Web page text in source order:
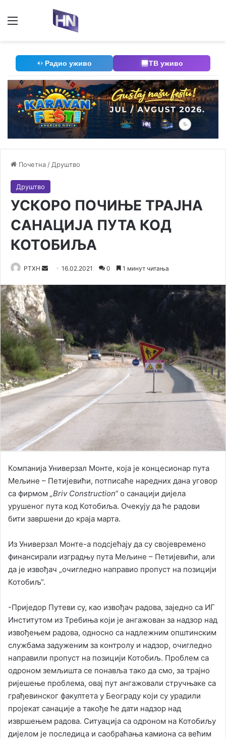
Мени
Радио уживо ТВ уживо
Почетна / Друштво
Друштво
УСКОРО ПОЧИЊЕ ТРАЈНА
САНАЦИЈА ПУТА КОД
КОТОБИЉА
РТХН
Send16.02.2021 0 1 минут читања
Компанија Универзал Монте, која је концесионар пута
Мељине – Петијевићи, потписаће наредних дана уговор
са фирмом „Briv Construction“о санацији дијела
урушеног пута код Котобиља. Очекују да ће радови
бити завршени до краја марта.
Из Универзал Монте-а подсјећају да су својевремено
финансирали изградњу пута Мељине – Петијевићи, али
да је извођач „очигледно направио пропуст на позицији
Котобиљ“.
-Приједор Путеви су, као извођач радова, заједно са ИГ
Институтом из Требиња који је ангажован за надзор над
извођењем радова, односно са надлежним општинским
службама задуженим за контролу и надзор, очигледно
направили пропуст на позицији Котобиљ. Проблем са
одроном земљишта се понавља тако да смо, за трајно
ријешење проблема, овај пут ангажовали стручњаке са
грађевинског факултета у Београду који су урадили
пројекат санације а такође ће дати надзор над
извршењем радова. Ситуација са одроном на Котобиљу
дијелом је последица и саобраћања камиона са већим